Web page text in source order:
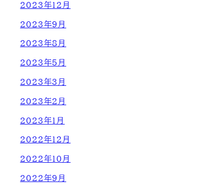
2023年12月
2023年9月
2023年8月
2023年5月
2023年3月
2023年2月
2023年1月
2022年12月
2022年10月
2022年9月